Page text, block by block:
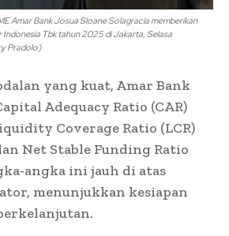
Amar Bank Josua Sloane Solagracia memberikan
Indonesia Tbk tahun 2025 di Jakarta, Selasa
Pradolo)
yang kuat, Amar Bank
Adequacy Ratio (CAR)
Coverage Ratio (LCR)
Net Stable Funding Ratio
angka ini jauh di atas
menunjukkan kesiapan